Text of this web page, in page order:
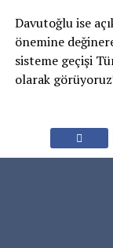
Davutoğlu ise
önemine
sisteme geçişi
olarak